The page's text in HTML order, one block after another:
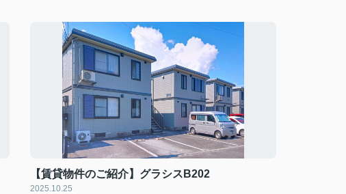
【賃貸物件のご紹介】グラシスB202
2025.10.25